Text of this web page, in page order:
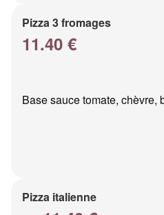
Pizza 3 fromages
11.40 €
Base sauce tomate, chèvre,
Pizza italienne